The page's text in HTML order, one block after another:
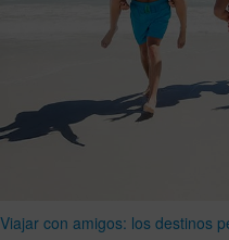
Viajar con amigos: los destinos